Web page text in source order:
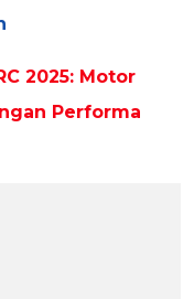
2025: Motor
Performa